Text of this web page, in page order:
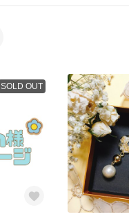
SOLD OUT